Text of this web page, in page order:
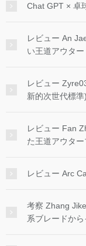
Chat GPT × 卓
レビュー An
い王道アウター
レビュー
新的次世代標準
レビュー Fan
た王道アウター
レビュー Arc
考察 Zhang
系ブレードか